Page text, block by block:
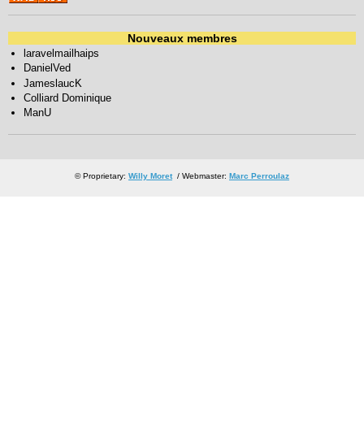
Nouveaux membres
laravelmailhaips
DanielVed
JameslaucK
Colliard Dominique
ManU
© Proprietary: Willy Moret/ Webmaster: Marc Perroulaz